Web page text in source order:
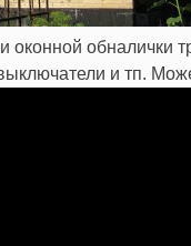
оконной обналички
и тп.